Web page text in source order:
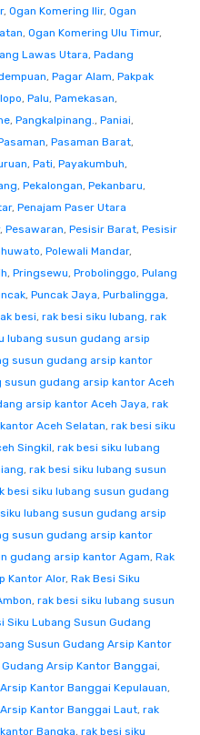
, Ogan Komering Ilir, Ogan
, Ogan Komering Ulu Timur,
Lawas Utara, Padang
, Pagar Alam, Pakpak
, Palu, Pamekasan,
, Pangkalpinang., Paniai,
, Pasaman Barat,
, Pati, Payakumbuh,
, Pekalongan, Pekanbaru,
, Penajam Paser Utara
, Pesawaran, Pesisir Barat, Pesisir
, Polewali Mandar,
, Pringsewu, Probolinggo, Pulang
, Puncak Jaya, Purbalingga,
besi, rak besi siku lubang, rak
lubang susun gudang arsip
susun gudang arsip kantor
susun gudang arsip kantor Aceh
arsip kantor Aceh Jaya, rak
Aceh Selatan, rak besi siku
Singkil, rak besi siku lubang
, rak besi siku lubang susun
besi siku lubang susun gudang
lubang susun gudang arsip
susun gudang arsip kantor
gudang arsip kantor Agam, Rak
Kantor Alor, Rak Besi Siku
, rak besi siku lubang susun
Siku Lubang Susun Gudang
Susun Gudang Arsip Kantor
Arsip Kantor Banggai,
Kantor Banggai Kepulauan,
Kantor Banggai Laut, rak
Bangka, rak besi siku